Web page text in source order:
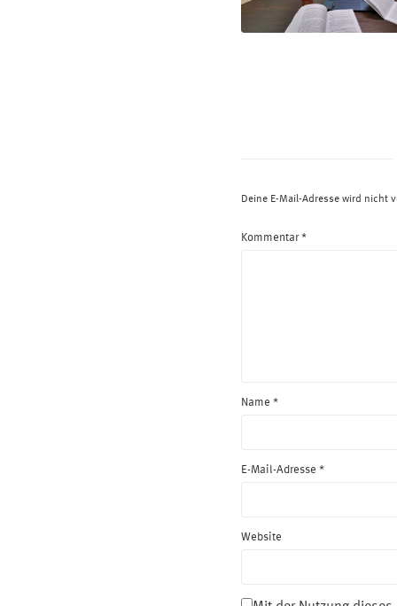
Deine E-Mail-Adresse wird nicht
Kommentar*
Name *
E-Mail-Adresse *
Website